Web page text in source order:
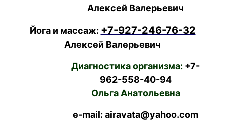
Алексей Валерьевич
Йога и массаж: +7-927-246-76-32
Алексей Валерьевич
Диагностика организма: +7-
962-558-40-94
Ольга Анатольевна
e-mail: airavata@yahoo.com